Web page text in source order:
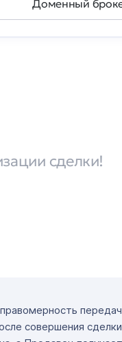
Доменный
сделки!
совершения сделки